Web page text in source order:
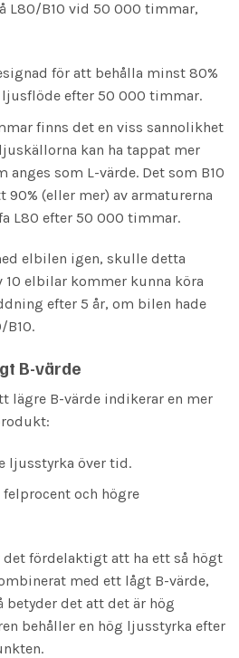
L80/B10 vid 50 000 timmar,
för att behålla minst 80%
efter 50 000 timmar.
finns det en viss sannolikhet
kan ha tappat mer
anges som L-värde. Det som B10
90% (eller mer) av armaturerna
L80 efter 50 000 timmar.
elbilen igen, skulle detta
elbilar kommer kunna köra
efter 5 år, om bilen hade
B10.
B-värde
lägre B-värde indikerar en mer
ljusstyrka över tid.
felprocent och högre
fördelaktigt att ha ett så högt
med ett lågt B-värde,
betyder det att det är hög
behåller en hög ljusstyrka efter